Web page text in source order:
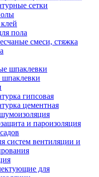
сетки
пола
смеси, стяжка
шпаклевки
гипсовая
цементная
и пароизоляция
систем вентиляции и
для